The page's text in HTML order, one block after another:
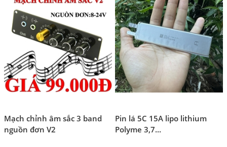
Mạch chỉnh âm sắc 3 band
nguồn đơn V2
Pin lá 5C 15A lipo lithium
Polyme 3,7...